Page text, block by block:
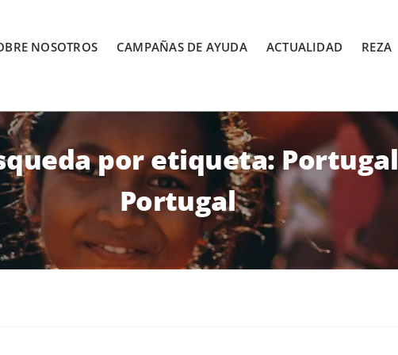
NOSOTROS CAMPAÑAS DE AYUDA ACTUALIDAD REZA
por etiqueta: Portugal
Portugal